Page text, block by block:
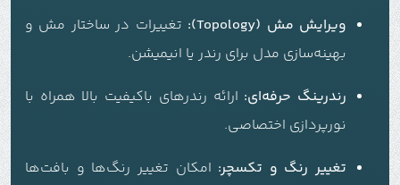
ویرایش مش (Topology):
تغییرات در ساختار مش و
بهینه‌سازی مدل برای رندر یا انیمیشن.
رندرینگ حرفه‌ای: ارائه رندرهای باکیفیت بالا همراه با
نورپردازی اختصاصی.
تغییر رنگ و تکسچر: امکان تغییر رنگ‌ها و بافت‌ها